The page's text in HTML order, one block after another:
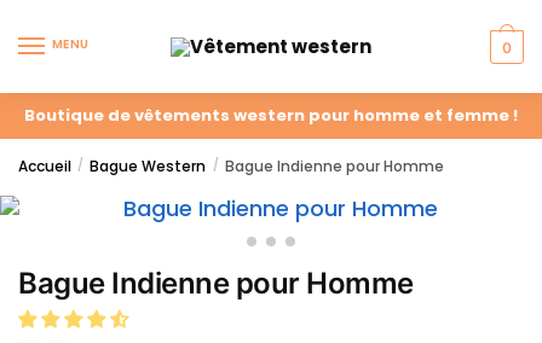
MENU 0
Boutique de vêtements western pour homme et femme !
Accueil / Bague Western / Bague Indienne pour Homme
Bague Indienne pour Homme